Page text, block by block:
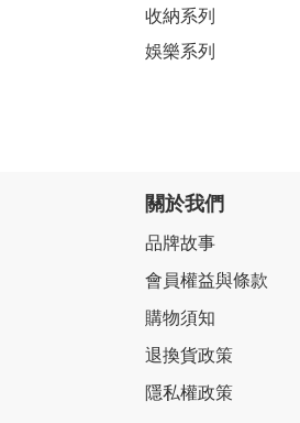
收納系列
娛樂系列
關於我們
品牌故事
會員權益與條款
購物須知
退換貨政策
隱私權政策